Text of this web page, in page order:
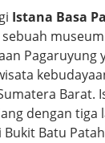
Istana Basa
Pagaruyung
Barat.
dengan tiga
Batu